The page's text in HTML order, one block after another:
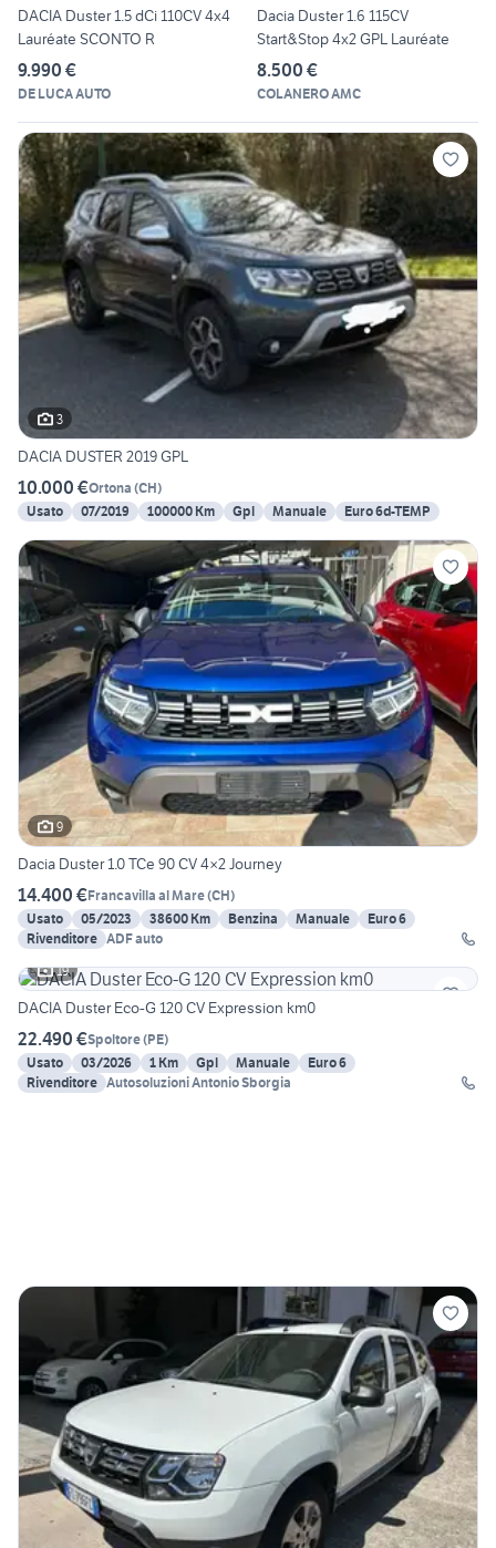
DACIA Duster 1.5 dCi 110CV 4x4
Lauréate SCONTO R
9.990 €
DE LUCA AUTO
Dacia Duster 1.6 115CV
Start&Stop 4x2 GPL Lauréate
8.500 €
COLANERO AMC
3
DACIA DUSTER 2019 GPL
10.000 €Ortona (CH)
Usato
07/2019 100000 Km Gpl Manuale Euro 6d-TEMP
9
Dacia Duster 1.0 TCe 90 CV 4×2 Journey
14.400 €Francavilla al Mare(CH)
Usato
05/2023 38600 Km Benzina Manuale
Euro 6
Rivenditore ADF auto
19
DACIA Duster Eco-G 120 CV Expression km0
22.490 €Spoltore(PE)
Usato
03/2026 1 Km Gpl Manuale
Euro 6
Rivenditore Autosoluzioni Antonio Sborgia